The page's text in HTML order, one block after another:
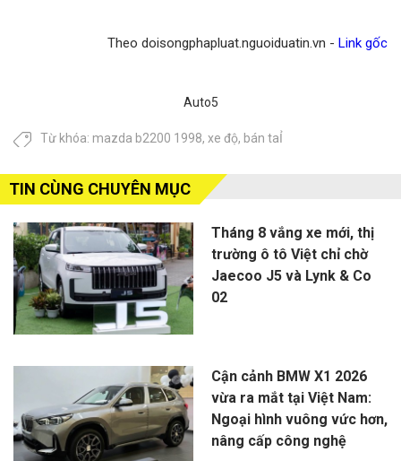
Theo doisongphapluat.nguoiduatin.vn - Link gốc
Auto5
Từ khóa: mazda b2200 1998, xe độ, bán taỈ
TIN CÙNG CHUYÊN MỤC
Tháng 8 vắng xe mới, thị
trường ô tô Việt chỉ chờ
Jaecoo J5 và Lynk & Co
02
Cận cảnh BMW X1 2026
vừa ra mắt tại Việt Nam:
Ngoại hình vuông vức hơn,
nâng cấp công nghệ